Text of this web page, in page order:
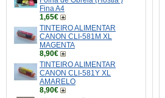
Fina A4
1,65€
TINTEIRO ALIMENTAR
CANON CLI-581M XL
MAGENTA
8,90€
TINTEIRO ALIMENTAR
CANON CLI-581Y XL
AMARELO
8,90€